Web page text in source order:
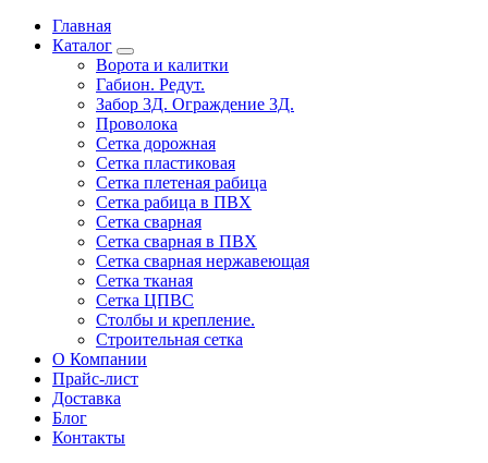
Главная
Каталог
Ворота и калитки
Габион. Редут.
Забор 3Д. Ограждение 3Д.
Проволока
Сетка дорожная
Сетка пластиковая
Сетка плетеная рабица
Сетка рабица в ПВХ
Сетка сварная
Сетка сварная в ПВХ
Сетка сварная нержавеющая
Сетка тканая
Сетка ЦПВС
Столбы и крепление.
Строительная сетка
О Компании
Прайс-лист
Доставка
Блог
Контакты